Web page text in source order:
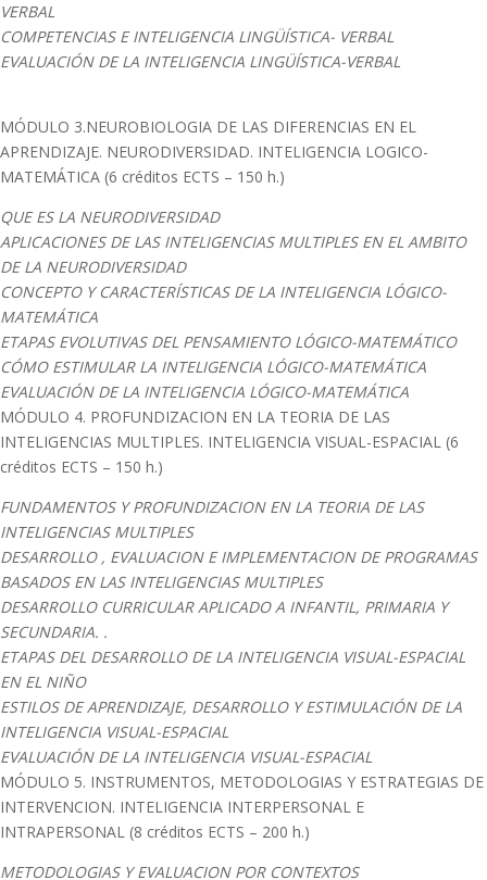
VERBAL
COMPETENCIAS E INTELIGENCIA LINGÜÍSTICA- VERBAL
EVALUACIÓN DE LA INTELIGENCIA LINGÜÍSTICA-VERBAL
MÓDULO 3.NEUROBIOLOGIA DE LAS DIFERENCIAS EN EL
APRENDIZAJE. NEURODIVERSIDAD. INTELIGENCIA LOGICO-
MATEMÁTICA (6 créditos ECTS – 150 h.)
QUE ES LA NEURODIVERSIDAD
APLICACIONES DE LAS INTELIGENCIAS MULTIPLES EN EL AMBITO
DE LA NEURODIVERSIDAD
CONCEPTO Y CARACTERÍSTICAS DE LA INTELIGENCIA LÓGICO-
MATEMÁTICA
ETAPAS EVOLUTIVAS DEL PENSAMIENTO LÓGICO-MATEMÁTICO
CÓMO ESTIMULAR LA INTELIGENCIA LÓGICO-MATEMÁTICA
EVALUACIÓN DE LA INTELIGENCIA LÓGICO-MATEMÁTICA
MÓDULO 4. PROFUNDIZACION EN LA TEORIA DE LAS
INTELIGENCIAS MULTIPLES. INTELIGENCIA VISUAL-ESPACIAL (6
créditos ECTS – 150 h.)
FUNDAMENTOS Y PROFUNDIZACION EN LA TEORIA DE LAS
INTELIGENCIAS MULTIPLES
DESARROLLO , EVALUACION E IMPLEMENTACION DE PROGRAMAS
BASADOS EN LAS INTELIGENCIAS MULTIPLES
DESARROLLO CURRICULAR APLICADO A INFANTIL, PRIMARIA Y
SECUNDARIA. .
ETAPAS DEL DESARROLLO DE LA INTELIGENCIA VISUAL-ESPACIAL
EN EL NIÑO
ESTILOS DE APRENDIZAJE, DESARROLLO Y ESTIMULACIÓN DE LA
INTELIGENCIA VISUAL-ESPACIAL
EVALUACIÓN DE LA INTELIGENCIA VISUAL-ESPACIAL
MÓDULO 5. INSTRUMENTOS, METODOLOGIAS Y ESTRATEGIAS DE
INTERVENCION. INTELIGENCIA INTERPERSONAL E
INTRAPERSONAL (8 créditos ECTS – 200 h.)
METODOLOGIAS Y EVALUACION POR CONTEXTOS